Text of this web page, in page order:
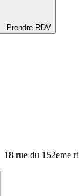
Prendre RDV
18 rue du 152eme ri